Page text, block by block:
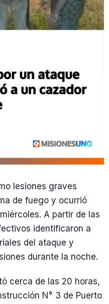
lesiones graves
de fuego y ocurrió
A partir de las
identificaron a
del ataque y
durante la noche.
cerca de las 20 horas,
N° 3 de Puerto